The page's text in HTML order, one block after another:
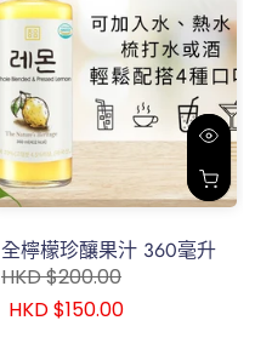
全檸檬珍釀果汁 360毫升
HKD $200.00
HKD $150.00